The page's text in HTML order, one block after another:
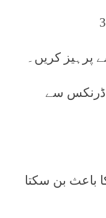
پرہیز کریں۔
ڈرنکس سے
باعث بن سکتا